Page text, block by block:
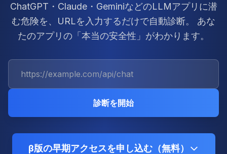
ChatGPT・Claude・GeminiなどのLLMアプリに潜
む危険を、URLを入力するだけで自動診断。 あな
たのアプリの「本当の安全性」がわかります。
APIエンドポイントのURL
診断を開始
β版の早期アクセスを申し込む（無料）